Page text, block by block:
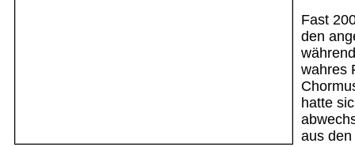
Fast
den
wahres
hatte
aus